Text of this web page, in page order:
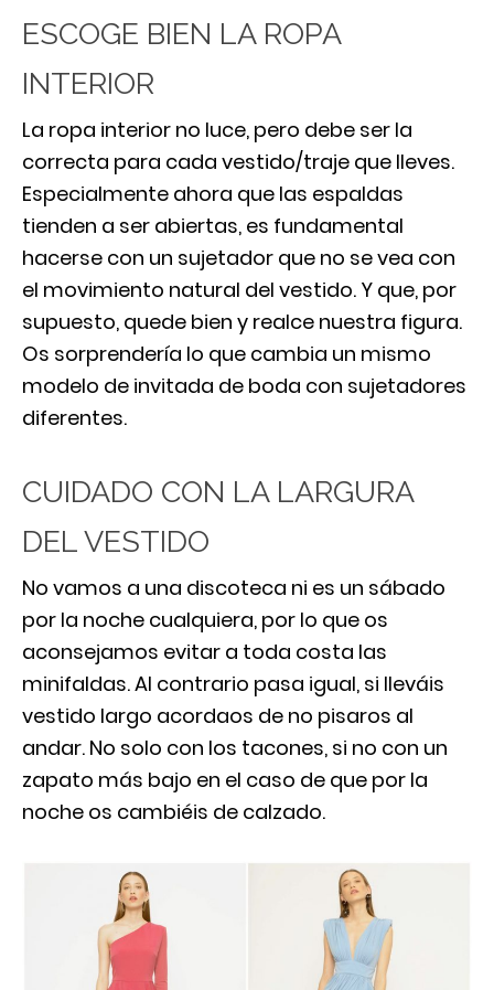
ESCOGE BIEN LA ROPA
INTERIOR
La ropa interior no luce, pero debe ser la
correcta para cada vestido/traje que lleves.
Especialmente ahora que las espaldas
tienden a ser abiertas, es fundamental
hacerse con un sujetador que no se vea con
el movimiento natural del vestido. Y que, por
supuesto, quede bien y realce nuestra figura.
Os sorprendería lo que cambia un mismo
modelo de invitada de boda con sujetadores
diferentes.
CUIDADO CON LA LARGURA
DEL VESTIDO
No vamos a una discoteca ni es un sábado
por la noche cualquiera, por lo que os
aconsejamos evitar a toda costa las
minifaldas. Al contrario pasa igual, si lleváis
vestido largo acordaos de no pisaros al
andar. No solo con los tacones, si no con un
zapato más bajo en el caso de que por la
noche os cambiéis de calzado.